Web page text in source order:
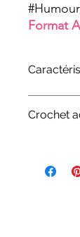
Format
bois
avec un
Crochet
tableau,
option un